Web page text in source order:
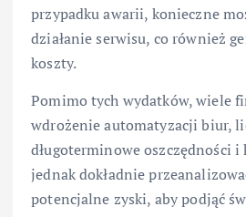
przypadku awarii, konieczne
działanie serwisu, co również
koszty.
Pomimo tych wydatków, wiele
wdrożenie automatyzacji biur,
długoterminowe oszczędności i
jednak dokładnie
potencjalne zyski, aby podjąć